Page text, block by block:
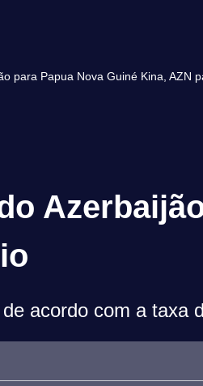
para Papua Nova Guiné Kina, AZN
acordo com a taxa